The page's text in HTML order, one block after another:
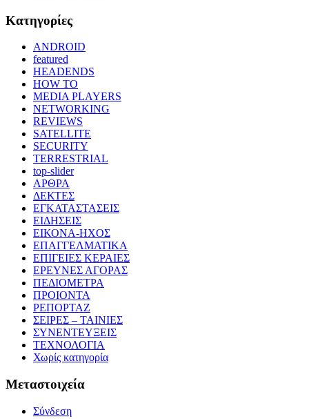
Kατηγορίες
ANDROID
featured
HEADENDS
HOW TO
MEDIA PLAYERS
NETWORKING
REVIEWS
SATELLITE
SECURITY
TERRESTRIAL
top-slider
ΑΡΘΡΑ
ΔΕΚΤΕΣ
ΕΓΚΑΤΑΣΤΑΣΕΙΣ
ΕΙΔΗΣΕΙΣ
ΕΙΚΟΝΑ-ΗΧΟΣ
ΕΠΑΓΓΕΛΜΑΤΙΚΑ
ΕΠΙΓΕΙΕΣ ΚΕΡΑΙΕΣ
ΕΡΕΥΝΕΣ ΑΓΟΡΑΣ
ΠΕΔΙΟΜΕΤΡΑ
ΠΡΟΙΟΝΤΑ
ΡΕΠΟΡΤΑΖ
ΣΕΙΡΕΣ – ΤΑΙΝΙΕΣ
ΣΥΝΕΝΤΕΥΞΕΙΣ
ΤΕΧΝΟΛΟΓΙΑ
Χωρίς κατηγορία
Μεταστοιχεία
Σύνδεση